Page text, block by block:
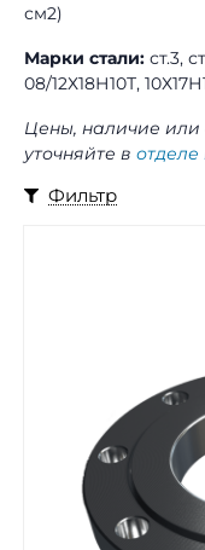
см2)
Марки стали: ст.3,
08/12Х18Н10Т,
Цены, наличие или
уточняйте в
Фильтр